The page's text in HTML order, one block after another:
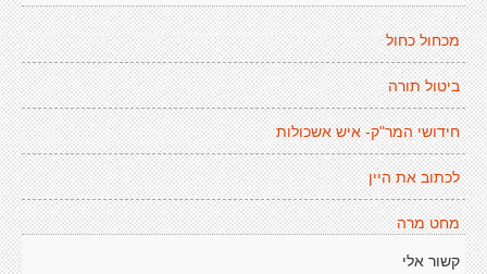
מכחול כחול
ביטול תורה
חידושי המר"ק- איש אשכולות
לכתוב את היין
מחט מרה
קשור אלי